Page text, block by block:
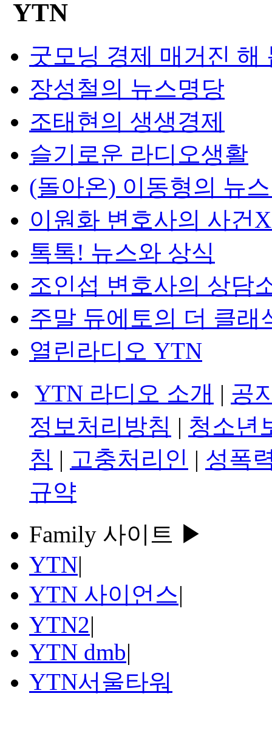
굿모닝 경제 매거진 해
장성철의 뉴스명당
조태현의 생생경제
슬기로운 라디오생활
(돌아온) 이동형의 뉴
이원화 변호사의 사건
톡톡! 뉴스와 상식
조인섭 변호사의 상담
주말 듀에토의 더 클래
열린라디오 YTN
YTN 라디오 소개 | 공
정보처리방침 | 청소년
침 | 고충처리인 | 성폭
규약
Family 사이트 ▶
YTN|
YTN 사이언스|
YTN2|
YTN dmb|
YTN서울타워